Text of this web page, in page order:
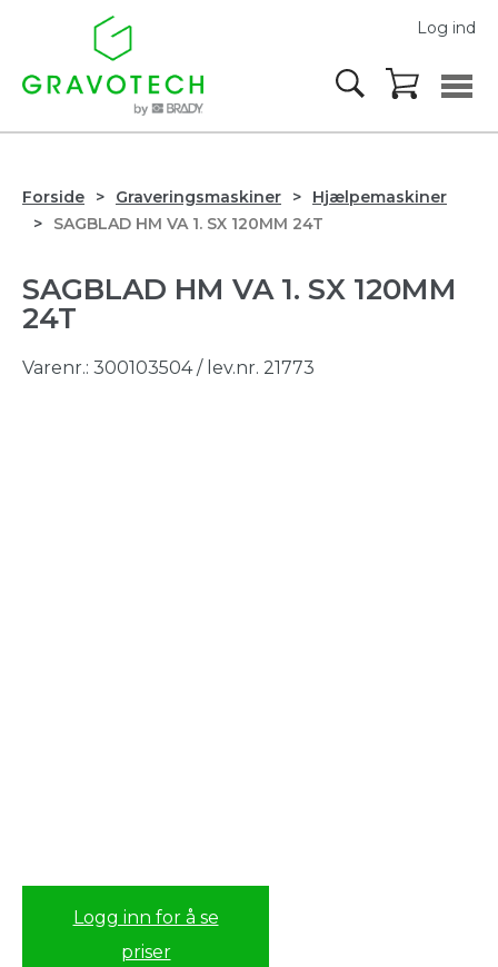
Log ind
Forside Graveringsmaskiner
Hjælpemaskiner
SAGBLAD HM VA 1. SX 120MM 24T
SAGBLAD HM VA 1. SX 120MM
24T
Varenr.: 300103504 / lev.nr. 21773
Logg inn for å se
priser